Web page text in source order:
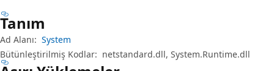
Tanım
Ad Alanı: System
Bütünleştirilmiş Kodlar: netstandard.dll, System.Runtime.dll